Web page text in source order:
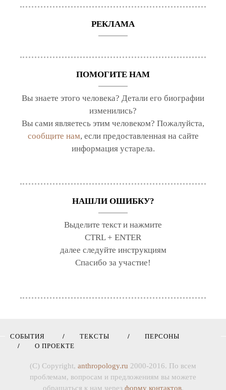
РЕКЛАМА
ПОМОГИТЕ НАМ
Вы знаете этого человека? Детали его биографии
изменились?
Вы сами являетесь этим человеком? Пожалуйста,
сообщите нам, если предоставленная на сайте
информация устарела.
НАШЛИ ОШИБКУ?
Выделите текст и нажмите
CTRL + ENTER
далее следуйте инструкциям
Спасибо за участие!
СОБЫТИЯ ТЕКСТЫ
ПЕРСОНЫ
О ПРОЕКТЕ
(C) Copyright, anthropology.ru 2000-2016. По всем
проблемам, вопросам и предложениям вы можете
обращаться к нам через форму контактов.